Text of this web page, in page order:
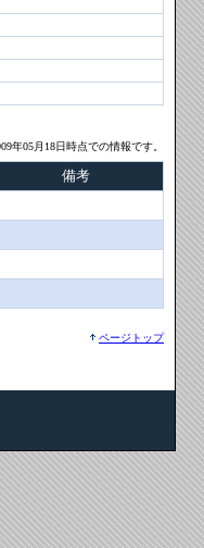
年05月18日時点での情報です。
備考
ページトップ